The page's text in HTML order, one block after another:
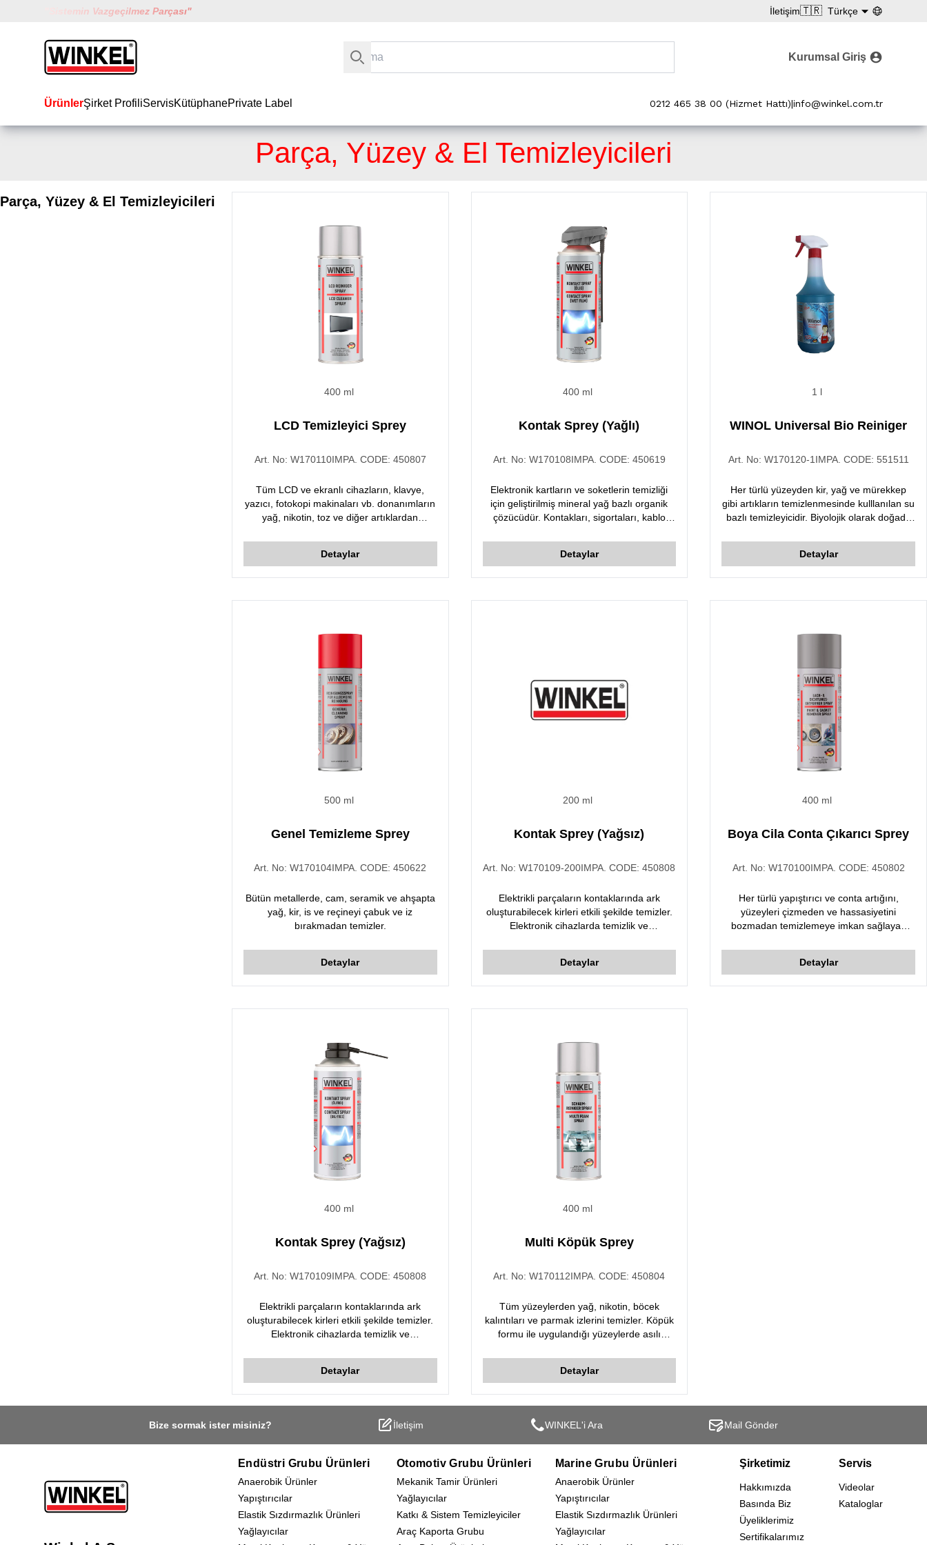
Sistemin Vazgeçilmez Parçası" İletişim🇹🇷 Türkçe
Winkel
Arama
Kurumsal Giriş
ÜrünlerŞirket ProfiliServisKütüphanePrivate Label 0212 465 38 00 (Hizmet Hattı)|info@winkel.com.tr
Parça, Yüzey & El Temizleyicileri
Parça, Yüzey & El Temizleyicileri
400 ml
LCD Temizleyici Sprey
Art. No: W170110IMPA. CODE: 450807
Tüm LCD ve ekranlı cihazların, klavye,
yazıcı, fotokopi makinaları vb. donanımların
yağ, nikotin, toz ve diğer artıklardan
Detaylar
400 ml
Kontak Sprey (Yağlı)
Art. No: W170108IMPA. CODE: 450619
Elektronik kartların ve soketlerin temizliği
için geliştirilmiş mineral yağ bazlı organik
çözücüdür. Kontakları, sigortaları, kablo
Su ve nemi iter. Uygulandıktan sonra
yüzeyde ıslak film oluşturur.
Detaylar
1 l
WINOL Universal Bio Reiniger
Art. No: W170120-1 IMPA. CODE: 551511
Her türlü yüzeyden kir, yağ ve mürekkep
gibi artıkların temizlenmesinde kulllanılan su
bazlı temizleyicidir. Biyolojik olarak doğada
temizlik yapılacak yüzey ve kirin cinsine
göre su ile seyreltilerek kullanım amacına
Detaylar
500 ml
Genel Temizleme Sprey
Art. No:W170104IMPA. CODE:450622
Bütün metallerde, cam, seramik ve ahşapta
yağ, kir, is ve reçineyi çabuk ve iz
bırakmadan temizler.
Detaylar
200 ml
Kontak Sprey (Yağsız)
Art. No:W170109-200IMPA. CODE:450808
Elektrikli parçaların kontaklarında ark
oluşturabilecek kirleri etkili şekilde temizler.
Elektronik cihazlarda temizlik ve
Uygulandıktan sonra nemi ve suyu iten kuru
film oluşturur.
Detaylar
400 ml
Boya Cila Conta Çıkarıcı Sprey
Art. No: W170100IMPA. CODE: 450802
Her türlü yapıştırıcı ve conta artığını,
yüzeyleri çizmeden ve hassasiyetini
bozmadan temizlemeye imkan sağlayan
Detaylar
400 ml
Kontak Sprey (Yağsız)
Art. No:W170109IMPA. CODE:450808
Elektrikli parçaların kontaklarında ark
oluşturabilecek kirleri etkili şekilde temizler.
Elektronik cihazlarda temizlik ve
Uygulandıktan sonra nemi ve suyu iten kuru
film oluşturur.
Detaylar
400 ml
Multi Köpük Sprey
Art. No:W170112IMPA. CODE:450804
Tüm yüzeylerden yağ, nikotin, böcek
kalıntıları ve parmak izlerini temizler. Köpük
formu ile uygulandığı yüzeylerde asılı
Detaylar
Bize sormak ister misiniz? İletişim WINKEL'i Ara Mail Gönder
Endüstri Grubu Ürünleri
Anaerobik Ürünler
Yapıştırıcılar
Elastik Sızdırmazlık Ürünleri
Yağlayıcılar
Otomotiv Grubu Ürünleri
Mekanik Tamir Ürünleri
Yağlayıcılar
Katkı & Sistem Temizleyiciler
Araç Kaporta Grubu
Marine Grubu Ürünleri
Anaerobik Ürünler
Yapıştırıcılar
Elastik Sızdırmazlık Ürünleri
Yağlayıcılar
Şirketimiz
Hakkımızda
Basında Biz
Üyeliklerimiz
Sertifikalarımız
Servis
Videolar
Kataloglar